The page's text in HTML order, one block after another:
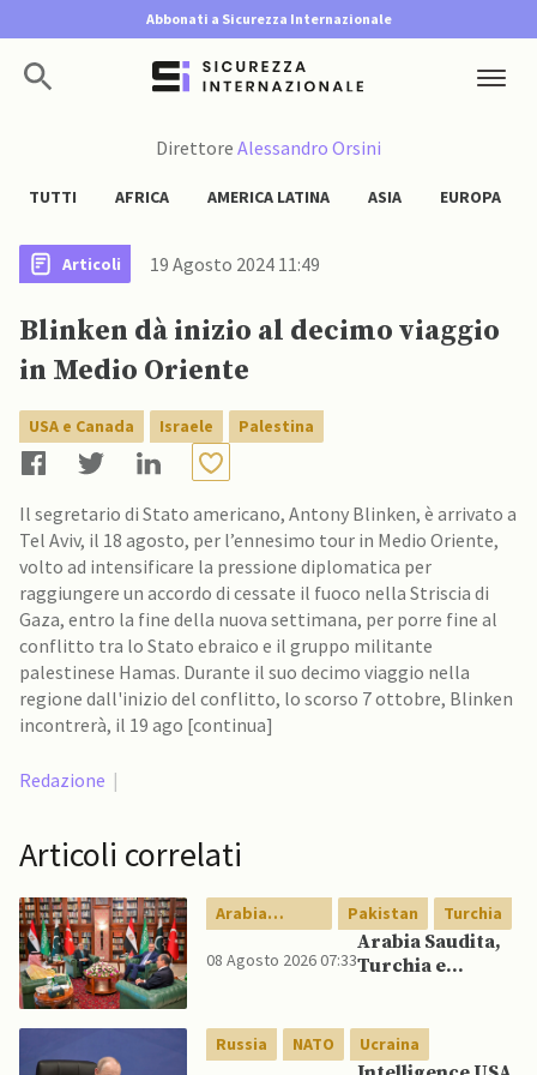
Abbonati a Sicurezza Internazionale
Direttore Alessandro Orsini
TUTTI AFRICA AMERICA LATINA ASIA EUROPA
Articoli 19 Agosto 2024 11:49
Blinken dà inizio al decimo viaggio
in Medio Oriente
USA e Canada Israele Palestina
Il segretario di Stato americano, Antony Blinken, è arrivato a
Tel Aviv, il 18 agosto, per l’ennesimo tour in Medio Oriente,
volto ad intensificare la pressione diplomatica per
raggiungere un accordo di cessate il fuoco nella Striscia di
Gaza, entro la fine della nuova settimana, per porre fine al
conflitto tra lo Stato ebraico e il gruppo militante
palestinese Hamas. Durante il suo decimo viaggio nella
regione dall'inizio del conflitto, lo scorso 7 ottobre, Blinken
incontrerà, il 19 ago [continua]
Redazione |
Articoli correlati
Arabia
Saudita
Pakistan Turchia
08 Agosto 2026 07:33
Arabia Saudita,
Turchia e
reciproca
Russia NATO Ucraina